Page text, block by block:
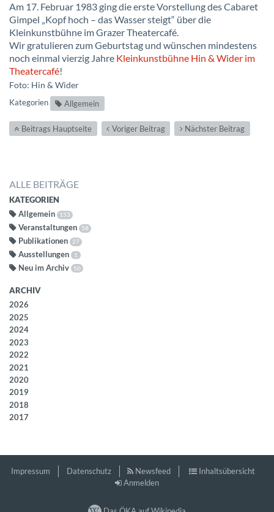
Am 17. Februar 1983 ging die erste Vorstellung des Cabaret
Gimpel „Kopf hoch – das Wasser steigt“ über die
Kleinkunstbühne im Grazer Theatercafé.
Wir gratulieren zum Geburtstag und wünschen mindestens
noch einmal vierzig Jahre Kleinkunstbühne Hin & Wider im
Theatercafé!
Foto: Hin & Wider
Kategorien Allgemein
Beitrags Hauptseite Voriger Beitrag Nächster Beitrag
ALLE BEITRÄGE
KATEGORIEN
Allgemein 153
Veranstaltungen 58
Publikationen 27
Ausstellungen 1
Neu im Archiv 50
ARCHIV
2026
2025
2024
2023
2022
2021
2020
2019
2018
2017
Impressum Datenschutz Newsfeed
Inhaltsübersicht
Anmelden